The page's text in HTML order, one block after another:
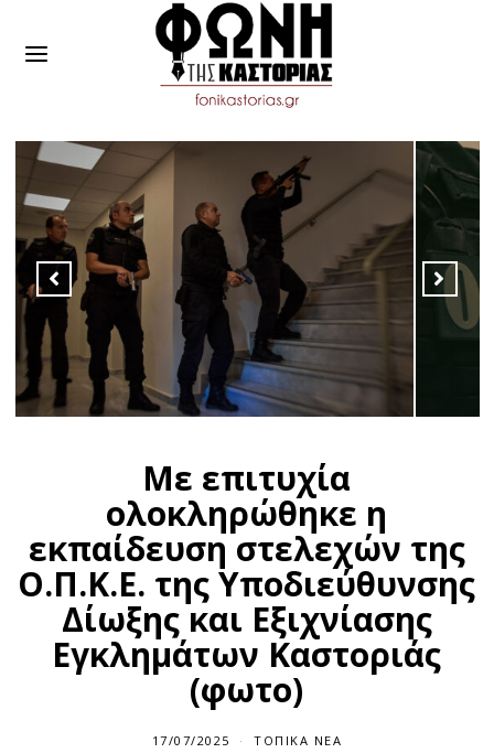
Με επιτυχία
ολοκληρώθηκε η
εκπαίδευση στελεχών της
Ο.Π.Κ.Ε. της Υποδιεύθυνσης
Δίωξης και Εξιχνίασης
Εγκλημάτων Καστοριάς
(φωτο)
17/07/2025 ΤΟΠΙΚΆ ΝΈΑ